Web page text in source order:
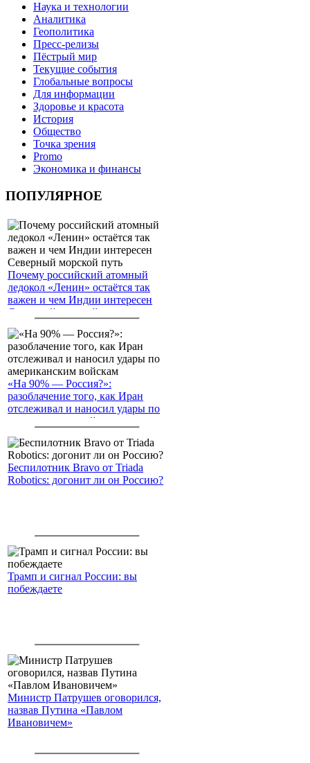
Наука и технологии
Аналитика
Геополитика
Пресс-релизы
Пёстрый мир
Текущие события
Глобальные вопросы
Для информации
Здоровье и красота
История
Общество
Точка зрения
Promo
Экономика и финансы
ПОПУЛЯРНОЕ
Почему российский атомный
ледокол «Ленин» остаётся так
важен и чем Индии интересен
Северный морской путь
«На 90% — Россия?»:
разоблачение того, как Иран
отслеживал и наносил удары по
американским войскам
Беспилотник Bravo от Triada
Robotics: догонит ли он Россию?
Трамп и сигнал России: вы
побеждаете
Министр Патрушев оговорился,
назвав Путина «Павлом
Ивановичем»